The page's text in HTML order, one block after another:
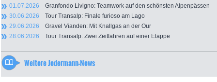
01.07.2026 Granfondo Livigno: Teamwork auf den schönsten Alpenpässen
30.06.2026 Tour Transalp: Finale furioso am Lago
29.06.2026 Gravel Vianden: Mit Knallgas an der Our
28.06.2026 Tour Transalp: Zwei Zeitfahren auf einer Etappe
Weitere Jedermann-News